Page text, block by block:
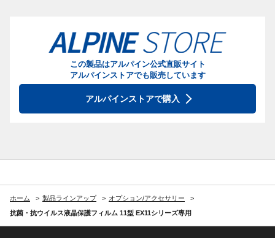
この製品はアルパイン公式直販サイト
アルパインストアでも販売しています
アルパインストアで購入
ホーム 製品ラインアップ
オプション/アクセサリー
抗菌・抗ウイルス液晶保護フィルム 11型 EX11シリーズ専用